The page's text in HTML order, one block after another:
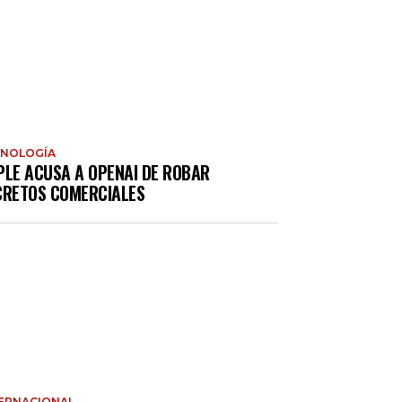
ACUSA A OPENAI DE ROBAR
COMERCIALES